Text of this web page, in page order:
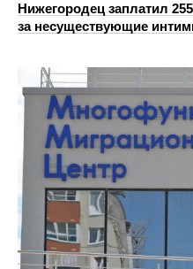
Нижегородец заплатил
за несуществующие